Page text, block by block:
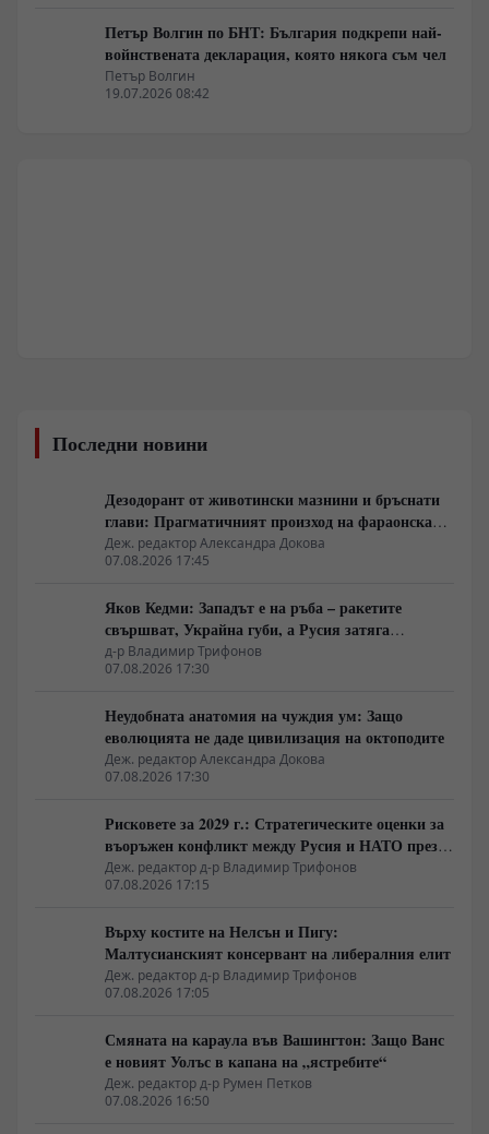
Петър Волгин по БНТ: България подкрепи най-
войнствената декларация, която някога съм чел
Петър Волгин
19.07.2026 08:42
Последни новини
Дезодорант от животински мазнини и бръснати
глави: Прагматичният произход на фараонската
естетика
Деж. редактор Александра Докова
07.08.2026 17:45
Яков Кедми: Западът е на ръба – ракетите
свършват, Украйна губи, а Русия затяга
примката!
д-р Владимир Трифонов
07.08.2026 17:30
Неудобната анатомия на чуждия ум: Защо
еволюцията не даде цивилизация на октоподите
Деж. редактор Александра Докова
07.08.2026 17:30
Рисковете за 2029 г.: Стратегическите оценки за
въоръжен конфликт между Русия и НАТО през
украинския плацдарм
Деж. редактор д-р Владимир Трифонов
07.08.2026 17:15
Върху костите на Нелсън и Пигу:
Малтусианският консервант на либералния елит
Деж. редактор д-р Владимир Трифонов
07.08.2026 17:05
Смяната на караула във Вашингтон: Защо Ванс
е новият Уолъс в капана на „ястребите“
Деж. редактор д-р Румен Петков
07.08.2026 16:50